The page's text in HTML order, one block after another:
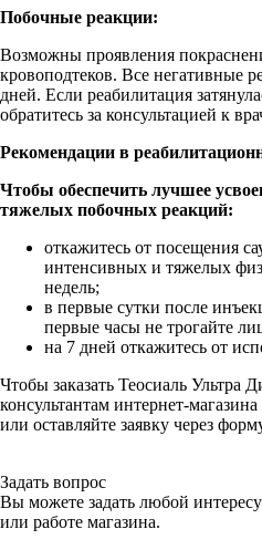
Побочные реакции:
Возможны проявления
кровоподтеков. Все негативные
дней. Если реабилитация
обратитесь за консультацией к
Рекомендации в
Чтобы обеспечить лучшее
тяжелых побочных реакций:
откажитесь от посещения
интенсивных и тяжелых
недель;
в первые сутки после
первые часы не трогайте
на 7 дней откажитесь от
Чтобы заказать Теосиаль Ультра
консультантам интернет-
или оставляйте заявку через
Задать вопрос
Вы можете задать любой
или работе магазина.